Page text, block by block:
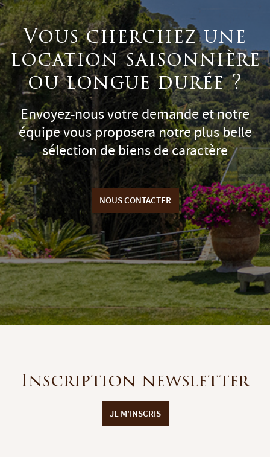
Vous cherchez une
location saisonnière
ou longue durée ?
Envoyez-nous votre demande et notre
équipe vous proposera notre plus belle
sélection de biens de caractère
NOUS CONTACTER
Inscription newsletter
JE M'INSCRIS